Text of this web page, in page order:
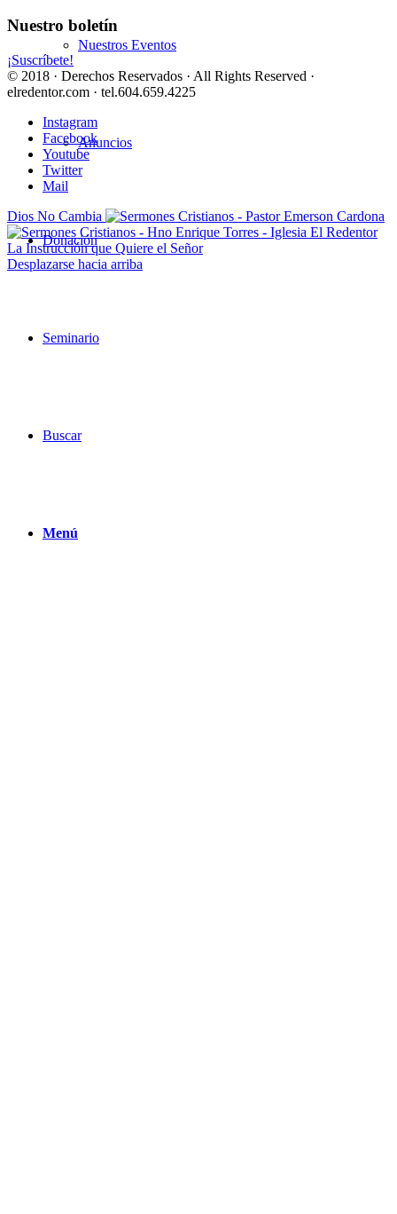
Nuestros Eventos
Anuncios
Donación
Seminario
Buscar
Menú
Nuestro boletín
¡Suscríbete!
© 2018 · Derechos Reservados · All Rights Reserved ·
elredentor.com · tel.604.659.4225
Instagram
Facebook
Youtube
Twitter
Mail
Dios No Cambia
La Instrucción que Quiere el Señor
Desplazarse hacia arriba